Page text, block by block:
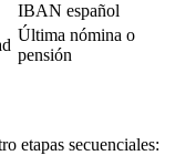
IBAN español
Última nómina o
pensión
etapas secuenciales: